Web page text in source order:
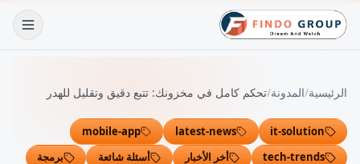
الرئيسية/المدونة/تحكم كامل في مخزونك: تتبع دقيق وتقليل للهدر
it-solution
latest-news
mobile-app
tech-trends
أخر الأخبار أسئلة شائعة
برمجة